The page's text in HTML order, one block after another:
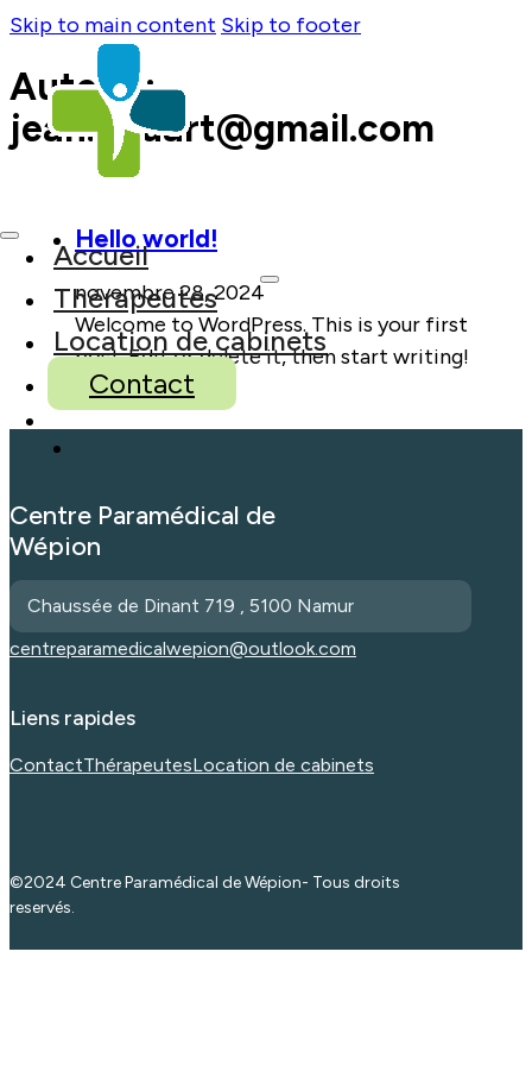
Skip to main content Skip to footer
Accueil
Thérapeutes
Location de cabinets
Contact
Auteur :
jean.dhuart@gmail.com
Hello world!
novembre 28, 2024
Welcome to WordPress. This is your first
post. Edit or delete it, then start writing!
Centre Paramédical de
Wépion
Chaussée de Dinant 719 , 5100 Namur
centreparamedicalwepion@outlook.com
Liens rapides
ContactThérapeutesLocation de cabinets
©2024 Centre Paramédical de Wépion- Tous droits
reservés.